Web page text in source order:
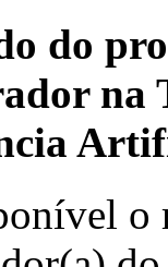
do
na
o